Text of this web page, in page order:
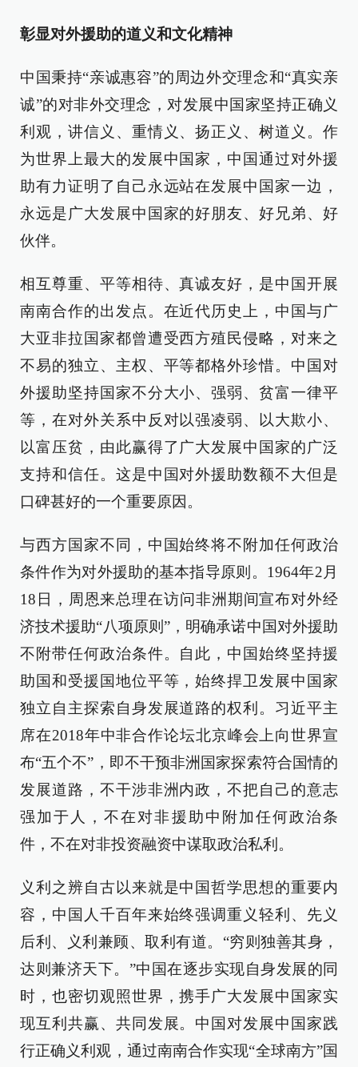
彰显对外援助的道义和文化精神
中国秉持“亲诚惠容”的周边外交理念和“真实亲
诚”的对非外交理念，对发展中国家坚持正确义
利观，讲信义、重情义、扬正义、树道义。作
为世界上最大的发展中国家，中国通过对外援
助有力证明了自己永远站在发展中国家一边，
永远是广大发展中国家的好朋友、好兄弟、好
伙伴。
相互尊重、平等相待、真诚友好，是中国开展
南南合作的出发点。在近代历史上，中国与广
大亚非拉国家都曾遭受西方殖民侵略，对来之
不易的独立、主权、平等都格外珍惜。中国对
外援助坚持国家不分大小、强弱、贫富一律平
等，在对外关系中反对以强凌弱、以大欺小、
以富压贫，由此赢得了广大发展中国家的广泛
支持和信任。这是中国对外援助数额不大但是
口碑甚好的一个重要原因。
与西方国家不同，中国始终将不附加任何政治
条件作为对外援助的基本指导原则。1964年2月
18日，周恩来总理在访问非洲期间宣布对外经
济技术援助“八项原则”，明确承诺中国对外援助
不附带任何政治条件。自此，中国始终坚持援
助国和受援国地位平等，始终捍卫发展中国家
独立自主探索自身发展道路的权利。习近平主
席在2018年中非合作论坛北京峰会上向世界宣
布“五个不”，即不干预非洲国家探索符合国情的
发展道路，不干涉非洲内政，不把自己的意志
强加于人，不在对非援助中附加任何政治条
件，不在对非投资融资中谋取政治私利。
义利之辨自古以来就是中国哲学思想的重要内
容，中国人千百年来始终强调重义轻利、先义
后利、义利兼顾、取利有道。“穷则独善其身，
达则兼济天下。”中国在逐步实现自身发展的同
时，也密切观照世界，携手广大发展中国家实
现互利共赢、共同发展。中国对发展中国家践
行正确义利观，通过南南合作实现“全球南方”国